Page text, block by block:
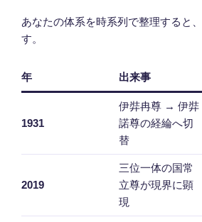
あなたの体系を時系列で整理すると
す。
年 出来事
1931
伊弉冉尊 → 伊弉
諾尊の経綸へ切
替
2019
三位一体の国常
立尊が現界に顕
現